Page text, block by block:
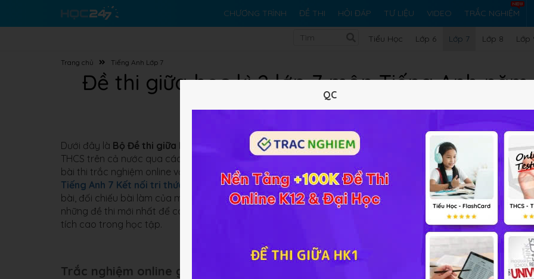
CHƯƠNG TRÌNH ĐỀ THI HỎI ĐÁP TƯ LIỆU VIDEO TRẮC NGHIỆM
Tiểu Học Lớp 6 Lớp 7 Lớp 8 Lớp
Trang chủ Tiếng Anh Lớp 7
Đề thi giữa học kì 2 lớp 7 môn Tiếng Anh năm
2022-2023
Dưới đây là Bộ Đề thi giữa học kì 2 lớp 7 môn Tiếng AnhđượcHOC247
biên soạn, tổng hợp từ các trường
THCS trên cả nước qua các năm học. Bộ đề thi gồm các file đề thi trắc nghiệm có đáp án hướng dẫn chi
bài thi trắc nghiệm online với thời gian làm bài quy định và giúp các ôn tập kiến thức chương trình
Tiếng Anh 7 Kết nối tri thức
Tiếng Anh 7 Chân trời sáng tạovàTiếng Anh 7 Cánh diều, rèn luyện kĩ năng
bài, đối chiếu bài làm của mình với đáp án để biết được khả năng của bản thân.
HOC247 sẽ liên tục cập
những đề thi mới nhất để các em học sinh lớp 7 có nguồn tài liệu tham khảo đa dạng, ôn tập tốt và đạt
tích cao trong học tập.
Trắc nghiệm online giữa Học kì 2 lớp 7 môn Tiếng Anh năm 2022-2023 (Thi Online)
QC